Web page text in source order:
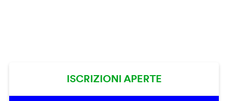
ISCRIZIONI APERTE